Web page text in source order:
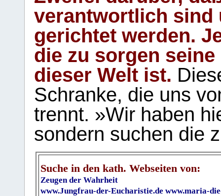
verantwortlich sind
gerichtet werden.
die zu sorgen
dieser Welt ist.
Schranke, die uns
trennt. »Wir haben
sondern suchen die
Suche in den kath. Webseiten von:
Zeugen der Wahrheit
www.Jungfrau-der-Eucharistie.de www.maria-